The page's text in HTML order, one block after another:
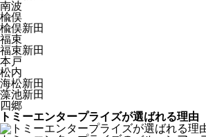
南波
楡俣
楡俣新田
福束
福束新田
本戸
松内
海松新田
藻池新田
四郷
トミーエンタープライズが選ばれる理由